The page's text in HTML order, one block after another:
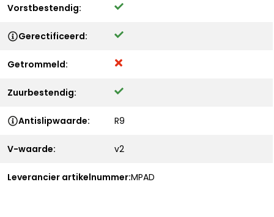
Vorstbestendig:
Gerectificeerd:
Getrommeld:
Zuurbestendig:
Antislipwaarde: R9
V-waarde: v2
Leverancier artikelnummer:MPAD